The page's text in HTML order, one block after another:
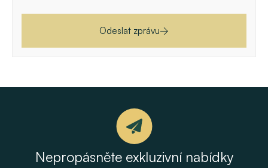
Odeslat zprávu
Nepropásněte exkluzivní nabídky